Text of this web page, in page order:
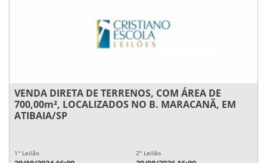
VENDA DIRETA DE TERRENOS, COM ÁREA DE
700,00m², LOCALIZADOS NO B. MARACANÃ, EM
ATIBAIA/SP
1° Leilão 2° Leilão